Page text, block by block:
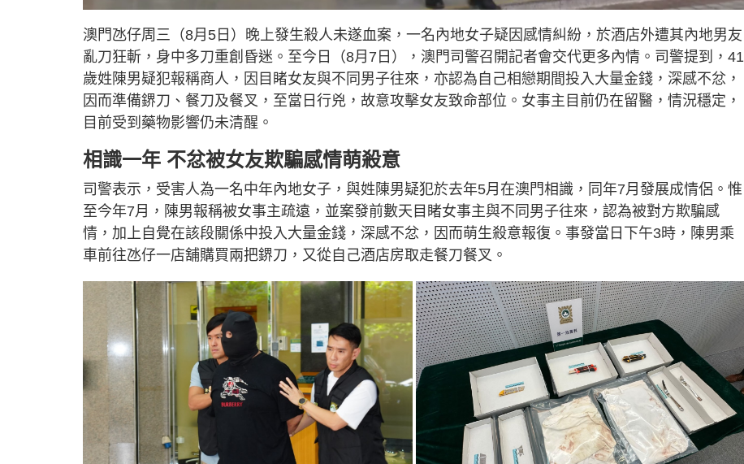
n
t
e
o
d
:
3
5
6
%
澳門氹仔周三（8月5日）晚上發生殺人未遂血案，一名內地女子疑因感情糾紛，於酒店外遭其內地男友
亂刀狂斬，身中多刀重創昏迷。至今日（8月7日），澳門司警召開記者會交代更多內情。司警提到，41
歲姓陳男疑犯報稱商人，因目睹女友與不同男子往來，亦認為自己相戀期間投入大量金錢，深感不忿，
因而準備鎅刀、餐刀及餐叉，至當日行兇，故意攻擊女友致命部位。女事主目前仍在留醫，情況穩定，
目前受到藥物影響仍未清醒。
相識一年 不忿被女友欺騙感情萌殺意
司警表示，受害人為一名中年內地女子，與姓陳男疑犯於去年5月在澳門相識，同年7月發展成情侶。惟
至今年7月，陳男報稱被女事主疏遠，並案發前數天目睹女事主與不同男子往來，認為被對方欺騙感
情，加上自覺在該段關係中投入大量金錢，深感不忿，因而萌生殺意報復。事發當日下午3時，陳男乘
車前往氹仔一店舖購買兩把鎅刀，又從自己酒店房取走餐刀餐叉。